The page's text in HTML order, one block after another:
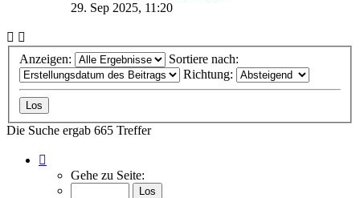
29. Sep 2025, 11:20
Anzeigen:
Sortiere nach:
Richtung:
Die Suche ergab 665 Treffer
von
Gehe zu Seite: